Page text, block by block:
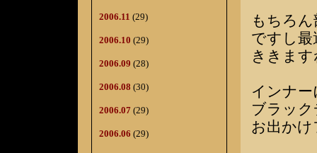
2006.11 (29)
2006.10 (29)
2006.09 (28)
2006.08 (30)
2006.07 (29)
2006.06 (29)
もちろ
ですし
ききま
インナ
ブラッ
お出か